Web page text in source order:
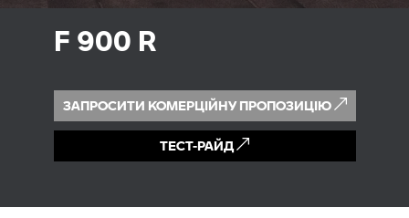
F 900 R
ЗАПРОСИТИ КОМЕРЦІЙНУ ПРОПОЗИЦІЮ
ТЕСТ-РАЙД